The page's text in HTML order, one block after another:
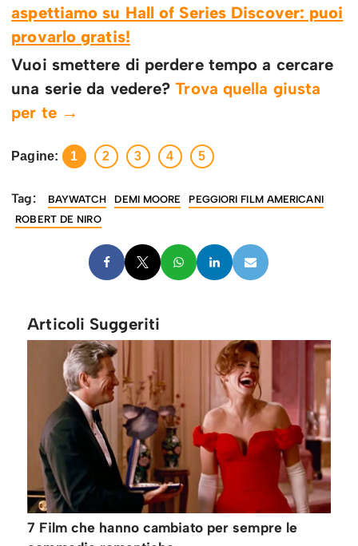
aspettiamo su Hall of Series Discover: puoi
provarlo gratis!
Vuoi smettere di perdere tempo a cercare
una serie da vedere?Trova quella giusta
per te →
Pagine: 1 2 3 4 5
Tag: BAYWATCH DEMI MOORE
PEGGIORI FILM AMERICANI
ROBERT DE NIRO
Articoli Suggeriti
7 Film che hanno cambiato per sempre le